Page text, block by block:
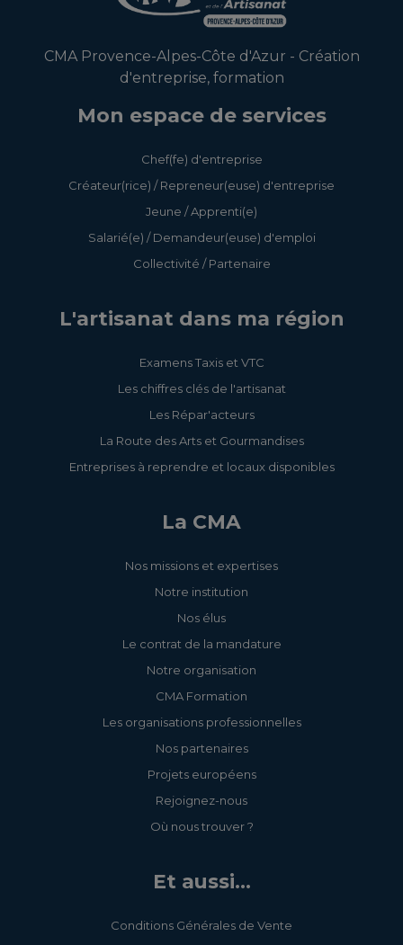
CMA Provence-Alpes-Côte d'Azur - Création
d'entreprise, formation
Mon espace de services
Chef(fe) d'entreprise
Créateur(rice) / Repreneur(euse) d'entreprise
Jeune / Apprenti(e)
Salarié(e) / Demandeur(euse) d'emploi
Collectivité / Partenaire
L'artisanat dans ma région
Examens Taxis et VTC
Les chiffres clés de l'artisanat
Les Répar'acteurs
La Route des Arts et Gourmandises
Entreprises à reprendre et locaux disponibles
La CMA
Nos missions et expertises
Notre institution
Nos élus
Le contrat de la mandature
Notre organisation
CMA Formation
Les organisations professionnelles
Nos partenaires
Projets européens
Rejoignez-nous
Où nous trouver ?
Et aussi...
Conditions Générales de Vente